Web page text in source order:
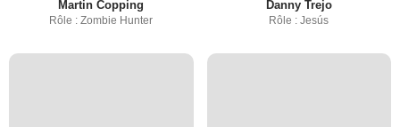
Martin Copping
Rôle : Zombie Hunter
Danny Trejo
Rôle : Jesús